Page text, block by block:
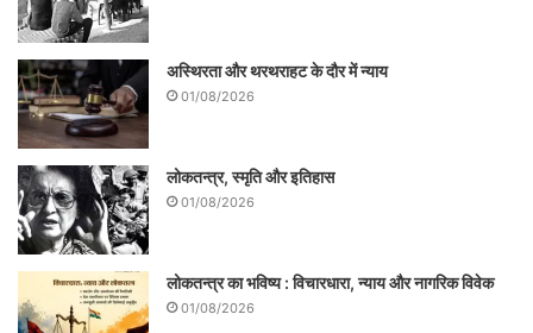
अस्थिरता और थरथराहट के दौर में न्याय
01/08/2026
लोकतन्त्र, स्मृति और इतिहास
01/08/2026
लोकतन्त्र का भविष्य : विचारधारा, न्याय और नागरिक विवेक
01/08/2026